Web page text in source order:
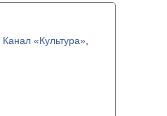
Канал «Культура»